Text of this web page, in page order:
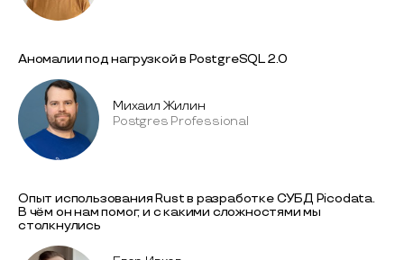
Аномалии под нагрузкой в PostgreSQL 2.0
Михаил Жилин
Postgres Professional
Опыт использования Rust в разработке СУБД Picodata.
В чём он нам помог, и с какими сложностями мы
столкнулись